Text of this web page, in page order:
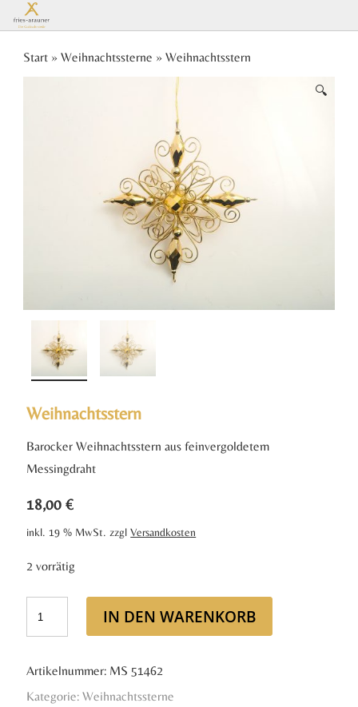
befinden
Produkte
Warenkorb.
Start »Weihnachtssterne » Weihnachtsstern
🔍
Weihnachtsstern
Barocker Weihnachtsstern aus feinvergoldetem
Messingdraht
18,00€
inkl. 19 % MwSt. zzglVersandkosten
2 vorrätig
IN DEN WARENKORB
Artikelnummer: MS 51462
Kategorie:Weihnachtssterne